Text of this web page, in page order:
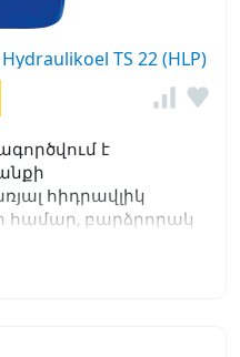
TS 22 (HLP)
է
հիդրավլիկ
համար, բարձրորակ